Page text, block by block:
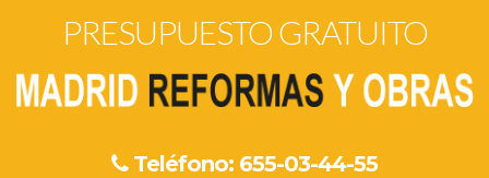
PRESUPUESTO GRATUITO
Teléfono: 655-03-44-55